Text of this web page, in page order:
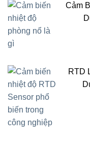
Cảm
RTD